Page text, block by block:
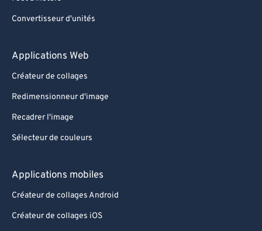
Convertisseur d'unités
Applications Web
Créateur de collages
Redimensionneur d'image
Recadrer l'image
Sélecteur de couleurs
Applications mobiles
Créateur de collages Android
Créateur de collages iOS